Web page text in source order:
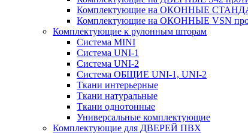
Комплектующие на ОКОННЫЕ
Комплектующие на ОКОННЫЕ VSN
Комплектующие к рулонным шторам
Система MINI
Система UNI-1
Система UNI-2
Система ОБЩИЕ UNI-1, UNI-2
Ткани интерьерные
Ткани натуральные
Ткани однотонные
Универсальные комплектующие
Комплектующие для ДВЕРЕЙ ПВХ